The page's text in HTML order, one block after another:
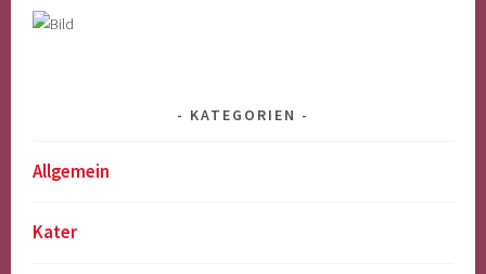
KATEGORIEN
Allgemein
Kater